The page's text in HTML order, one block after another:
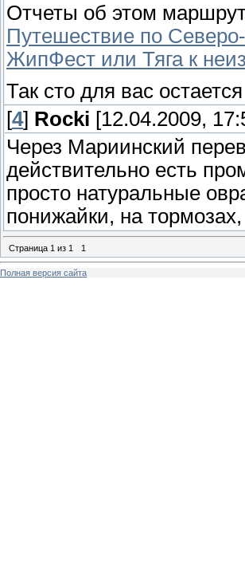
Отчеты об этом
Путешествие по
ЖипФест или Тяга к
Так сто для вас
[4] Rocki [12.04.2009,
Через Мариинский
действительно есть
просто натуральные
понижайки, на
Страница 1 из 1 1
Полная версия сайта